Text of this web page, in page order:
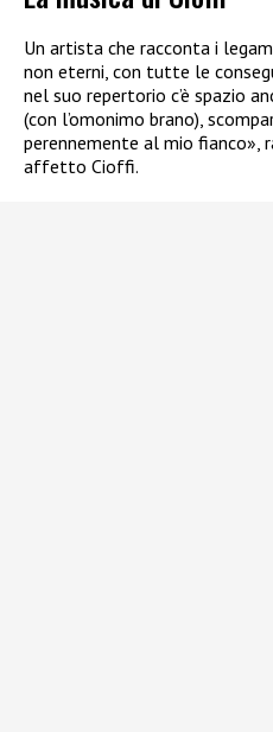
Un artista che racconta i
non eterni, con tutte le
nel suo repertorio c’è spazio
(con l’omonimo brano),
perennemente al mio fianco»,
affetto Cioffi.